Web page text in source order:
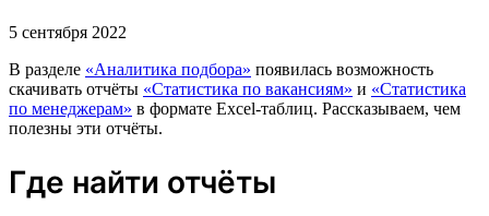
5 сентября 2022
В разделе «Аналитика подбора» появилась возможность
скачивать отчёты «Статистика по вакансиям» и «Статистика
по менеджерам» в формате Excel-таблиц. Рассказываем, чем
полезны эти отчёты.
Где найти отчёты